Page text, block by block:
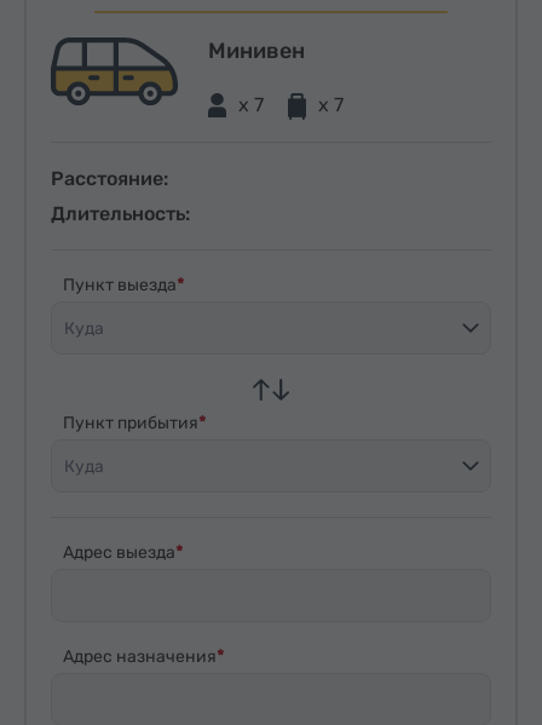
Минивен
x 7 x 7
Расстояние:
Длительность:
Пункт выезда
Куда
Пункт прибытия
Куда
Адрес выезда
Адрес назначения